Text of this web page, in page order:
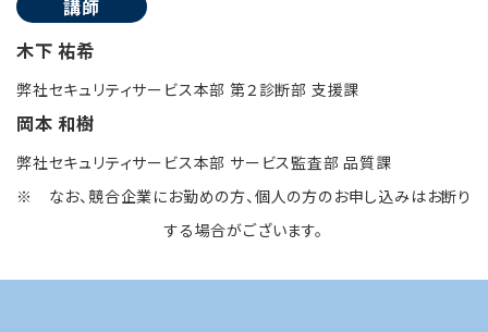
講師
木下 祐希
弊社セキュリティサービス本部 第２診断部 支援課
岡本 和樹
弊社セキュリティサービス本部 サービス監査部 品質課
※ なお、競合企業にお勤めの方、個人の方のお申し込みはお断り
する場合がございます。